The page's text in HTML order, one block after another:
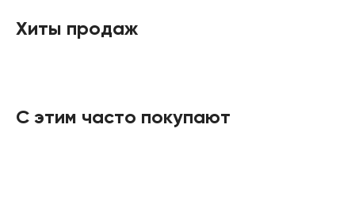
Хиты продаж
С этим часто покупают